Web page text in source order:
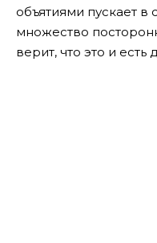
объятиями пускает
множество
верит, что это и есть